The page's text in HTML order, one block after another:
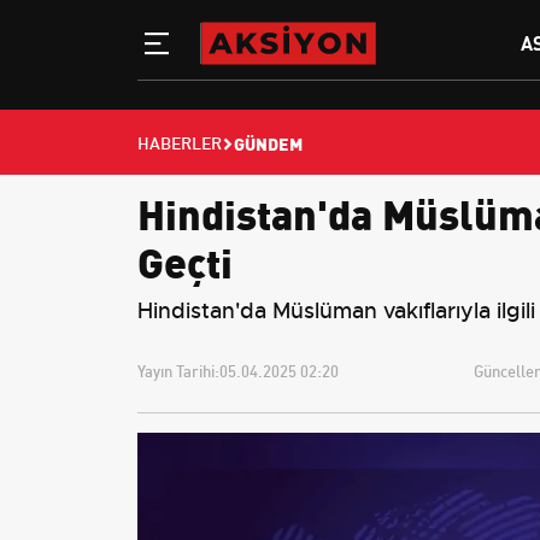
HABERLER GÜNDEM
Hindistan'da
Geçti
Hindistan'da Müslüman vakıflarıyla
Yayın Tarihi:05.04.2025 02:20